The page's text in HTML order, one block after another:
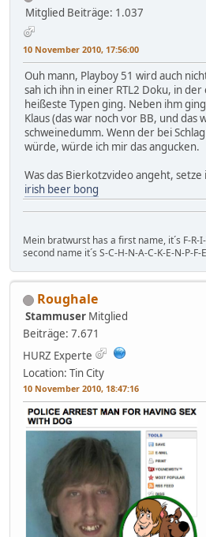
Mitglied Beiträge: 1.037
10 November 2010, 17:56:00
Ouh mann, Playboy 51 wird auch
sah ich ihn in einer RTL2 Doku, in
heißeste Typen ging. Neben ihm
Klaus (das war noch vor BB, und das
schweinedumm. Wenn der bei
würde, würde ich mir das angucken.
Was das Bierkotzvideo angeht,
irish beer bong
Mein bratwurst has a first name, it´s F-R-
second name it´s S-C-H-N-A-C-K-E-N-P-F-
Roughale
Stammuser Mitglied
Beiträge: 7.671
HURZ Experte
Location: Tin City
10 November 2010, 18:47:16